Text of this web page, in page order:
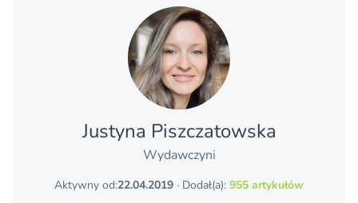
Justyna Piszczatowska
Wydawczyni
Aktywny od:22.04.2019 · Dodał(a): 955 artykułów